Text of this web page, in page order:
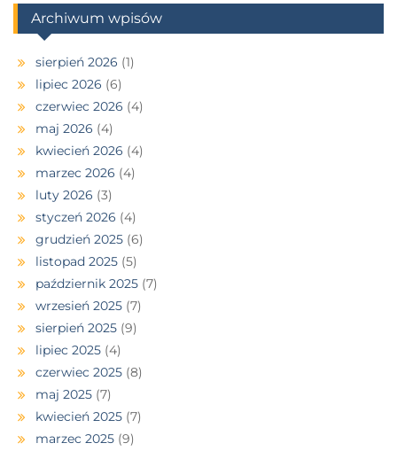
Archiwum wpisów
sierpień 2026 (1)
lipiec 2026 (6)
czerwiec 2026 (4)
maj 2026 (4)
kwiecień 2026 (4)
marzec 2026 (4)
luty 2026 (3)
styczeń 2026 (4)
grudzień 2025 (6)
listopad 2025 (5)
październik 2025 (7)
wrzesień 2025 (7)
sierpień 2025 (9)
lipiec 2025 (4)
czerwiec 2025 (8)
maj 2025 (7)
kwiecień 2025 (7)
marzec 2025 (9)